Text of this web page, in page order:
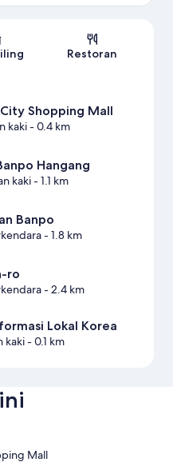
Restoran
Shopping Mall
kaki- 0.4 km
Hangang
kaki- 1.1 km
Banpo
- 1.8 km
ro
- 2.4 km
Lokal Korea
kaki- 0.1 km
Mall